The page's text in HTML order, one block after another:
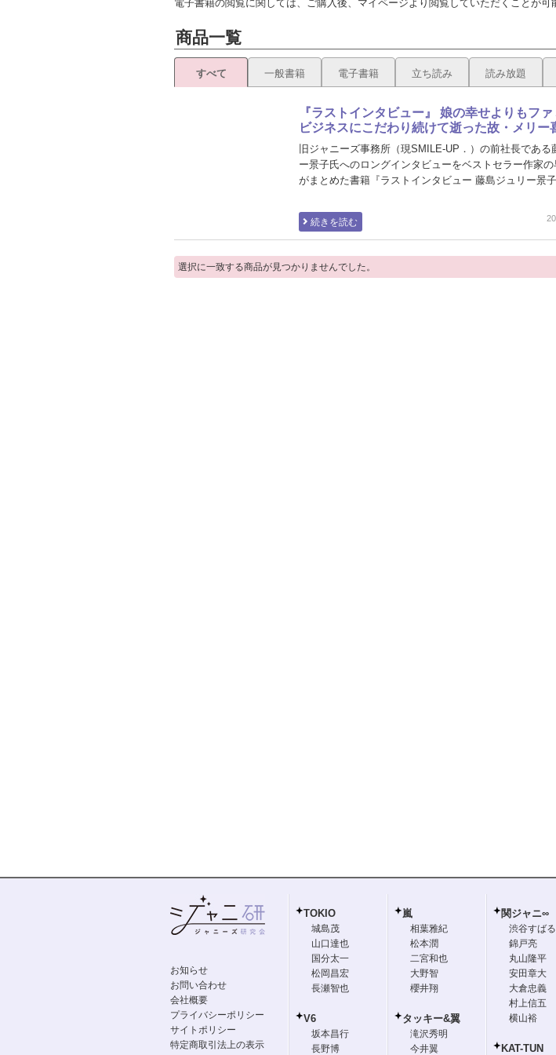
電子書籍の閲覧に関しては、ご購入後、マイページより閲覧していただくことが可
商品一覧
すべて 一般書籍 電子書籍 立ち読み 読み放題
『ラストインタビュー』 娘の幸せよりもフ
ビジネスにこだわり続けて逝った故・メリー
旧ジャニーズ事務所（現SMILE-UP．）の前社長である
ー景子氏へのロングインタビューをベストセラー作家の
がまとめた書籍『ラストインタビュー 藤島ジュリー景
続きを読む
選択に一致する商品が見つかりませんでした。
お知らせ
お問い合わせ
会社概要
プライバシーポリシー
サイトポリシー
特定商取引法上の表示
TOKIO
城島茂
山口達也
国分太一
松岡昌宏
長瀬智也
V6
坂本昌行
長野博
嵐
相葉雅紀
松本潤
二宮和也
大野智
櫻井翔
タッキー&翼
滝沢秀明
今井翼
関ジャニ∞
渋谷すばる
錦戸亮
丸山隆平
安田章大
大倉忠義
村上信五
横山裕
KAT-TUN